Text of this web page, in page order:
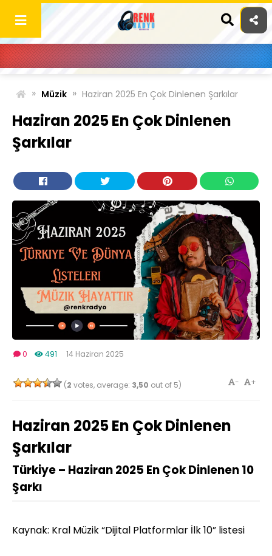
content
» Müzik » Haziran 2025 En Çok Dinlenen Şarkılar
Haziran 2025 En Çok Dinlenen
Şarkılar
0 491 14 Haziran 2025
(2 votes, average: 3,50 out of 5) +
-
Haziran 2025 En Çok Dinlenen
Şarkılar
Türkiye – Haziran 2025 En Çok Dinlenen 10
Şarkı
Kaynak: Kral Müzik “Dijital Platformlar İlk 10” listesi